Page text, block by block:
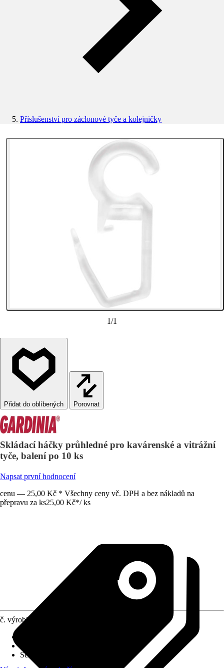
Příslušenství pro záclonové tyče a kolejničky
1/1
Porovnat
Skládací háčky průhledné pro kavárenské a vitrážní
tyče, balení po 10 ks
Napsat první hodnocení
cenu — 25,00 Kč * Všechny ceny vč. DPH a bez nákladů na
přepravu za ks25,00 Kč*/ ks
č. výrobku
Série